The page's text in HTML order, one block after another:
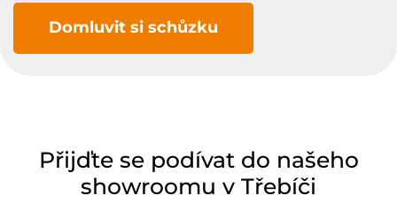
Domluvit si schůzku
Přijďte se podívat do našeho
showroomu v Třebíči